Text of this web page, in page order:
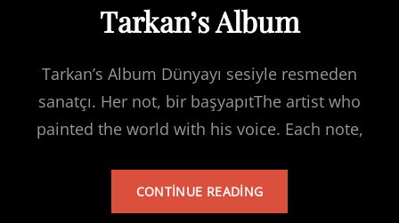
Tarkan’s Album
Tarkan’s Album Dünyayı sesiyle resmeden
sanatçı. Her not, bir başyapıtThe artist who
painted the world with his voice. Each note,
CONTINUE READINGTARKAN’S